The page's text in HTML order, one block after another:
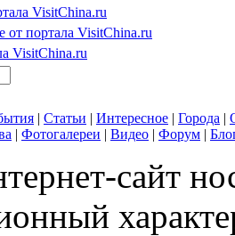
VisitChina.ru
от портала VisitChina.ru
VisitChina.ru
| Статьи | Интересное | Города |
| Фотогалереи | Видео | Форум |
сайт